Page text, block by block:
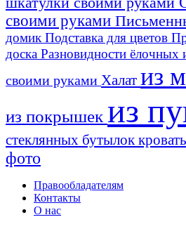
своими руками
домикПодставка для цветов
доска Разновидности ёлочных
своими руками Халат из
из покрышек из
стеклянных бутылок
фото
Правообладателям
Контакты
О нас